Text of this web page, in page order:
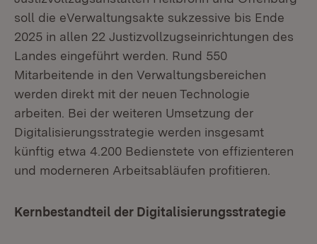
soll die eVerwaltungsakte sukzessive bis Ende
2025 in allen 22 Justizvollzugseinrichtungen des
Landes eingeführt werden. Rund 550
Mitarbeitende in den Verwaltungsbereichen
werden direkt mit der neuen Technologie
arbeiten. Bei der weiteren Umsetzung der
Digitalisierungsstrategie werden insgesamt
künftig etwa 4.200 Bedienstete von effizienteren
und moderneren Arbeitsabläufen profitieren.
Kernbestandteil der Digitalisierungsstrategie